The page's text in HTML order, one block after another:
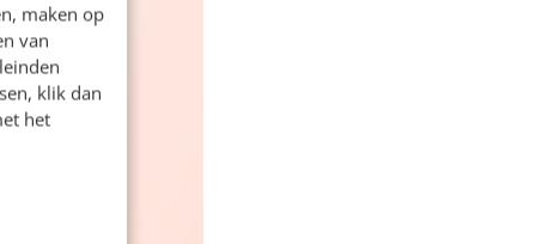
maken op
van
klik dan
het